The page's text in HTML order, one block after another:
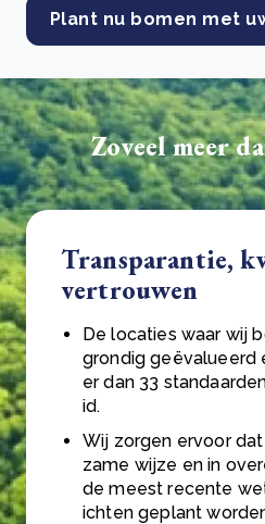
Plant nu bomen met
Zoveel meer
Transparantie,
vertrouwen
De locaties waar wij
grondig geëvalueerd
er dan 33
id.
Wij zorgen ervoor
zame wijze en in
de meest recente
ichten geplant